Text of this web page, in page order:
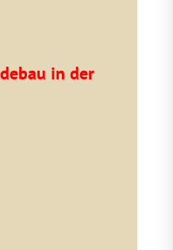
in der